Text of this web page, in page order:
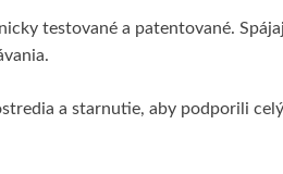
testované a patentované.
a starnutie, aby podporili